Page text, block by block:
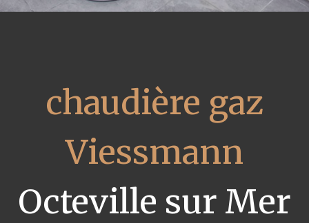
chaudière gaz
Viessmann
Octeville sur Mer